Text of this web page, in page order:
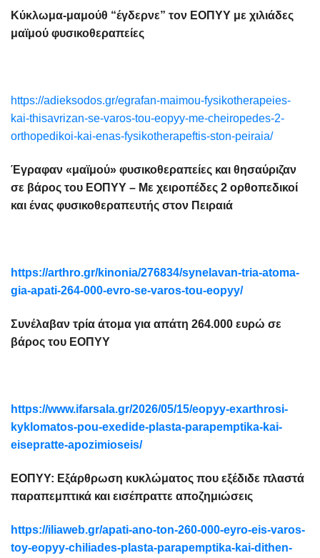
Κύκλωμα-μαμούθ “έγδερνε” τον ΕΟΠΥΥ με χιλιάδες
μαϊμού φυσικοθεραπείες
https://adieksodos.gr/egrafan-maimou-fysikotherapeies-
kai-thisavrizan-se-varos-tou-eopyy-me-cheiropedes-2-
orthopedikoi-kai-enas-fysikotherapeftis-ston-peiraia/
Έγραφαν «μαϊμού» φυσικοθεραπείες και θησαύριζαν
σε βάρος του ΕΟΠΥΥ – Με χειροπέδες 2 ορθοπεδικοί
και ένας φυσικοθεραπευτής στον Πειραιά
https://arthro.gr/kinonia/276834/synelavan-tria-atoma-
gia-apati-264-000-evro-se-varos-tou-eopyy/
Συνέλαβαν τρία άτομα για απάτη 264.000 ευρώ σε
βάρος του ΕΟΠΥΥ
https://www.ifarsala.gr/2026/05/15/eopyy-exarthrosi-
kyklomatos-pou-exedide-plasta-parapemptika-kai-
eisepratte-apozimioseis/
ΕΟΠΥΥ: Εξάρθρωση κυκλώματος που εξέδιδε πλαστά
παραπεμπτικά και εισέπραττε αποζημιώσεις
https://iliaweb.gr/apati-ano-ton-260-000-eyro-eis-varos-
toy-eopyy-chiliades-plasta-parapemptika-kai-dithen-